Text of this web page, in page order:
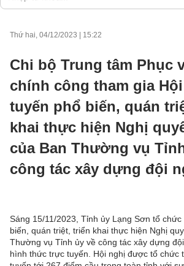
Thứ hai, 04/12/2023 15:22
Chi bộ Trung tâm Phục
chính công tham gia
tuyến phổ biến, quán
khai thực hiện Nghị
của Ban Thường vụ
công tác xây dựng đội
Sáng 15/11/2023, Tỉnh ủy Lạng Sơn tổ
biến, quán triệt, triển khai thực hiện Nghị
Thường vụ Tỉnh ủy về công tác xây dựng
hình thức trực tuyến. Hội nghị được tổ chức